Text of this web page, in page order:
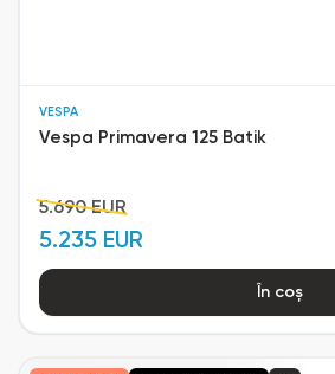
VESPA
Vespa Primavera 125 Batik
5.690 EUR
5.235 EUR
În coș